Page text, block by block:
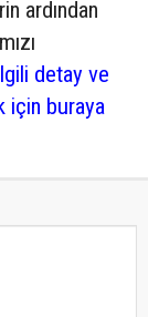
ardından
detay ve
için buraya